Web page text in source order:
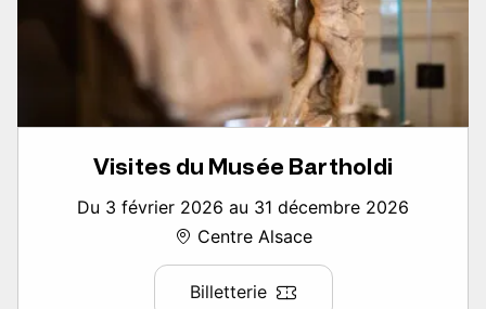
Visites du Musée Bartholdi
Du 3 février 2026 au 31 décembre 2026
Centre Alsace
Billetterie